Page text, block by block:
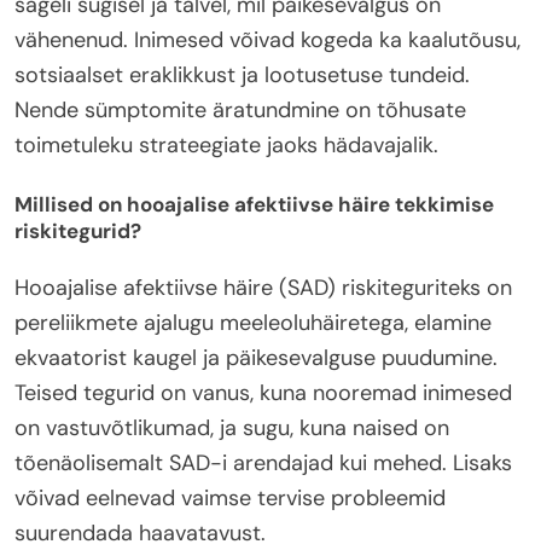
vähenenud. Inimesed võivad kogeda ka kaalutõusu,
sotsiaalset eraklikkust ja lootusetuse tundeid.
Nende sümptomite äratundmine on tõhusate
toimetuleku strateegiate jaoks hädavajalik.
Millised on hooajalise afektiivse häire tekkimise
riskitegurid?
Hooajalise afektiivse häire (SAD) riskiteguriteks on
pereliikmete ajalugu meeleoluhäiretega, elamine
ekvaatorist kaugel ja päikesevalguse puudumine.
Teised tegurid on vanus, kuna nooremad inimesed
on vastuvõtlikumad, ja sugu, kuna naised on
tõenäolisemalt SAD-i arendajad kui mehed. Lisaks
võivad eelnevad vaimse tervise probleemid
suurendada haavatavust.